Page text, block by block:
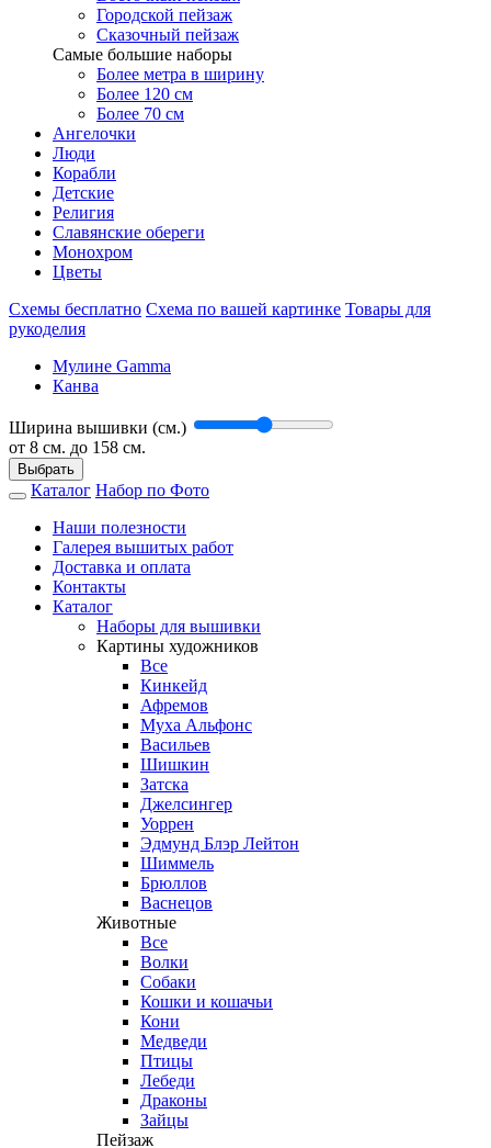
Городской пейзаж
Сказочный пейзаж
Самые большие наборы
Более метра в ширину
Более 120 см
Более 70 см
Ангелочки
Люди
Корабли
Детские
Религия
Славянские обереги
Монохром
Цветы
Схемы бесплатно Схема по вашей картинке Товары для
рукоделия
Мулине Gamma
Канва
Ширина вышивки (см.)
от 8 см. до 158 см.
Выбрать
Каталог Набор по Фото
Наши полезности
Галерея вышитых работ
Доставка и оплата
Контакты
Каталог
Наборы для вышивки
Картины художников
Все
Кинкейд
Афремов
Муха Альфонс
Васильев
Шишкин
Затска
Джелсингер
Уоррен
Эдмунд Блэр Лейтон
Шиммель
Брюллов
Васнецов
Животные
Все
Волки
Собаки
Кошки и кошачьи
Кони
Медведи
Птицы
Лебеди
Драконы
Зайцы
Пейзаж